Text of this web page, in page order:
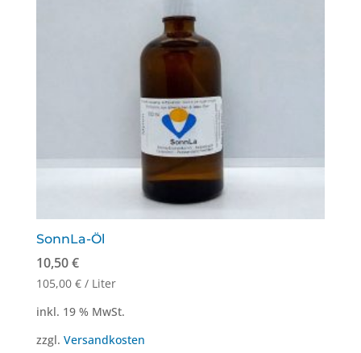
SonnLa-Öl
10,50€
105,00 €/ Liter
inkl. 19 % MwSt.
zzgl. Versandkosten